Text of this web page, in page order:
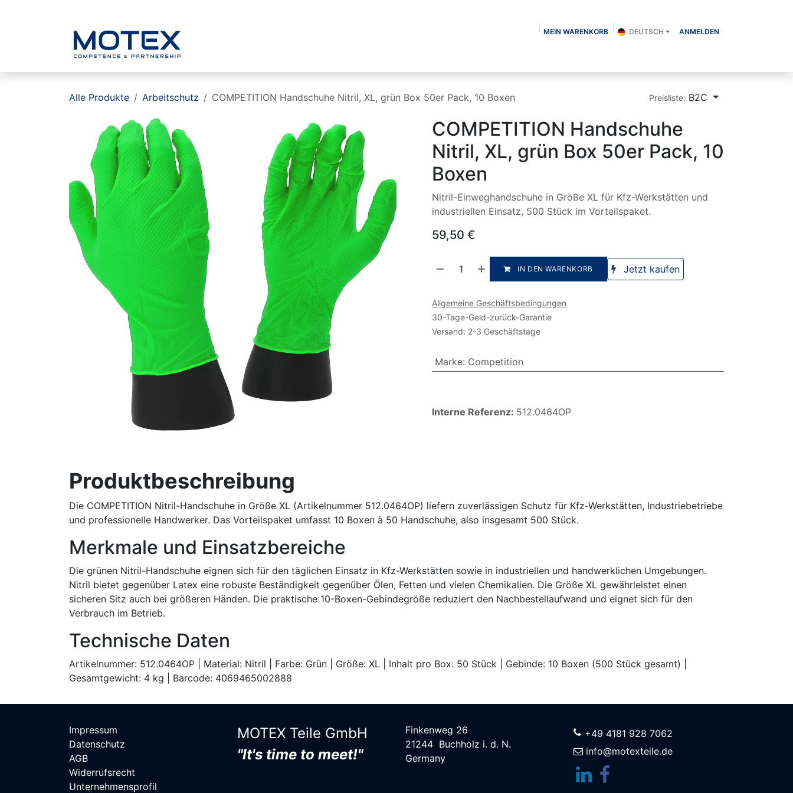
MEIN WARENKORB DEUTSCH ANMELDEN
Alle Produkte Arbeitschutz COMPETITION Handschuhe Nitril, XL, grün Box 50er Pack, 10 Boxen Preisliste: B2C
COMPETITION Handschuhe
Nitril, XL, grün Box 50er Pack, 10
Boxen
Nitril-Einweghandschuhe in Größe XL für Kfz-Werkstätten und
industriellen Einsatz, 500 Stück im Vorteilspaket.
59,50 €
IN DEN WARENKORB Jetzt kaufen
Allgemeine Geschäftsbedingungen
30-Tage-Geld-zurück-Garantie
Versand: 2-3 Geschäftstage
Marke: Competition
Interne Referenz: 512.0464OP
Produktbeschreibung
Die COMPETITION Nitril-Handschuhe in Größe XL (Artikelnummer 512.0464OP) liefern zuverlässigen Schutz für Kfz-Werkstätten, Industriebetriebe
und professionelle Handwerker. Das Vorteilspaket umfasst 10 Boxen à 50 Handschuhe, also insgesamt 500 Stück.
Merkmale und Einsatzbereiche
Die grünen Nitril-Handschuhe eignen sich für den täglichen Einsatz in Kfz-Werkstätten sowie in industriellen und handwerklichen Umgebungen.
Nitril bietet gegenüber Latex eine robuste Beständigkeit gegenüber Ölen, Fetten und vielen Chemikalien. Die Größe XL gewährleistet einen
sicheren Sitz auch bei größeren Händen. Die praktische 10-Boxen-Gebindegröße reduziert den Nachbestellaufwand und eignet sich für den
Verbrauch im Betrieb.
Technische Daten
Artikelnummer: 512.0464OP | Material: Nitril | Farbe: Grün | Größe: XL | Inhalt pro Box: 50 Stück | Gebinde: 10 Boxen (500 Stück gesamt) |
Gesamtgewicht: 4 kg | Barcode: 4069465002888
Impressum
Datenschutz
AGB
Widerrufsrecht
Unternehmensprofil
MOTEX Teile G​mbH
"It's time to meet!"
Finkenweg 26
21244 Buchholz i. d. N.
Germany
+49 4181 928 7062
info@motexteile.de